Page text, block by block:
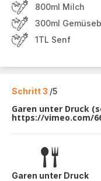
800ml Milch
300ml
1TL Senf
Schritt 3 /5
Garen unter Druck
https://vimeo.com/
Garen unter Druck